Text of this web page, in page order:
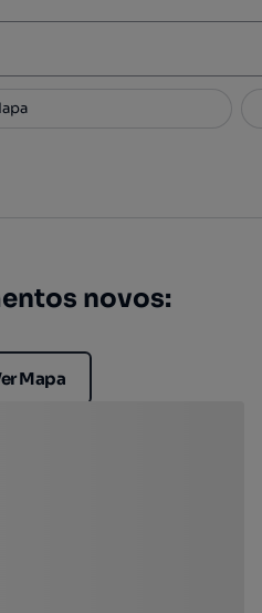
2
novos:
Mapa